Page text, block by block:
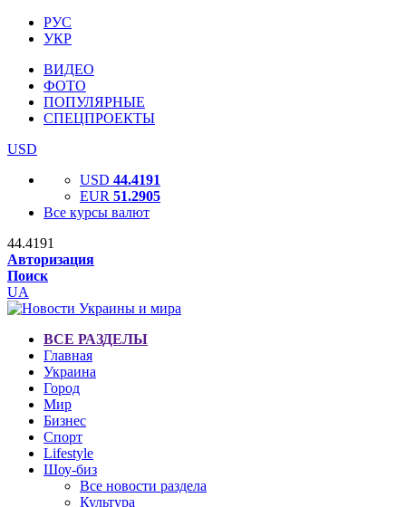
РУС
УКР
ВИДЕО
ФОТО
ПОПУЛЯРНЫЕ
СПЕЦПРОЕКТЫ
USD
USD 44.4191
EUR 51.2905
Все курсы валют
44.4191
Авторизация
Поиск
UA
ВСЕ РАЗДЕЛЫ
Главная
Украина
Город
Мир
Бизнес
Спорт
Lifestyle
Шоу-биз
Все новости раздела
Культура